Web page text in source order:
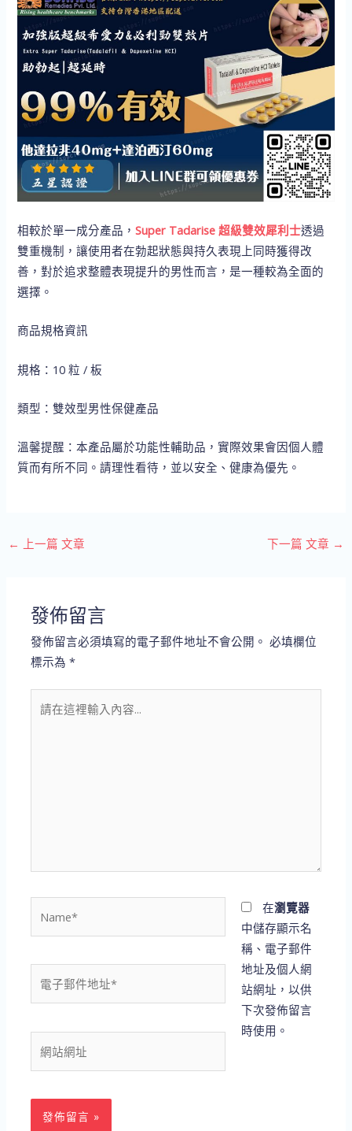
相較於單一成分產品，Super Tadarise 超級雙效犀利士透過
雙重機制，讓使用者在勃起狀態與持久表現上同時獲得改
善，對於追求整體表現提升的男性而言，是一種較為全面的
選擇。
商品規格資訊
規格：10 粒 / 板
類型：雙效型男性保健產品
溫馨提醒：本產品屬於功能性輔助品，實際效果會因個人體
質而有所不同。請理性看待，並以安全、健康為優先。
← 上一篇 文章 下一篇 文章 →
發佈留言
發佈留言必須填寫的電子郵件地址不會公開。 必填欄位
標示為*
在
子
件
地
址
*
站
址
在瀏覽器
中儲存顯示名
稱、電子郵件
地址及個人網
站網址，以供
下次發佈留言
時使用。